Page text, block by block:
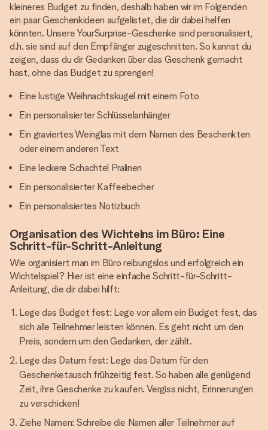
kleineres Budget zu finden, deshalb haben wir im Folgenden
ein paar Geschenkideen aufgelistet, die dir dabei helfen
könnten. Unsere YourSurprise-Geschenke sind personalisiert,
d.h. sie sind auf den Empfänger zugeschnitten. So kannst du
zeigen, dass du dir Gedanken über das Geschenk gemacht
hast, ohne das Budget zu sprengen!
Eine lustige Weihnachtskugel mit einem Foto
Ein personalisierter Schlüsselanhänger
Ein graviertes Weinglas mit dem Namen des Beschenkten
oder einem anderen Text
Eine leckere Schachtel Pralinen
Ein personalisierter Kaffeebecher
Ein personalisiertes Notizbuch
Organisation des Wichtelns im Büro: Eine
Schritt-für-Schritt-Anleitung
Wie organisiert man im Büro reibungslos und erfolgreich ein
Wichtelspiel? Hier ist eine einfache Schritt-für-Schritt-
Anleitung, die dir dabei hilft:
Lege das Budget fest: Lege vor allem ein Budget fest, das
sich alle Teilnehmer leisten können. Es geht nicht um den
Preis, sondern um den Gedanken, der zählt.
Lege das Datum fest: Lege das Datum für den
Geschenketausch frühzeitig fest. So haben alle genügend
Zeit, ihre Geschenke zu kaufen. Vergiss nicht, Erinnerungen
zu verschicken!
Ziehe Namen: Schreibe die Namen aller Teilnehmer auf